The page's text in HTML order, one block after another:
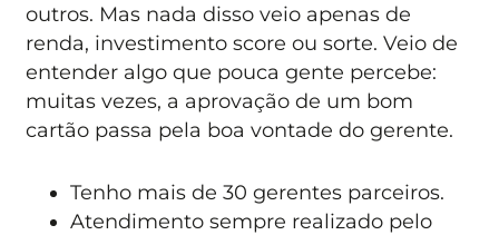
outros. Mas nada disso veio apenas de
renda, investimento score ou sorte. Veio de
entender algo que pouca gente percebe:
muitas vezes, a aprovação de um bom
cartão passa pela boa vontade do gerente.
Tenho mais de 30 gerentes parceiros.
Atendimento sempre realizado pelo